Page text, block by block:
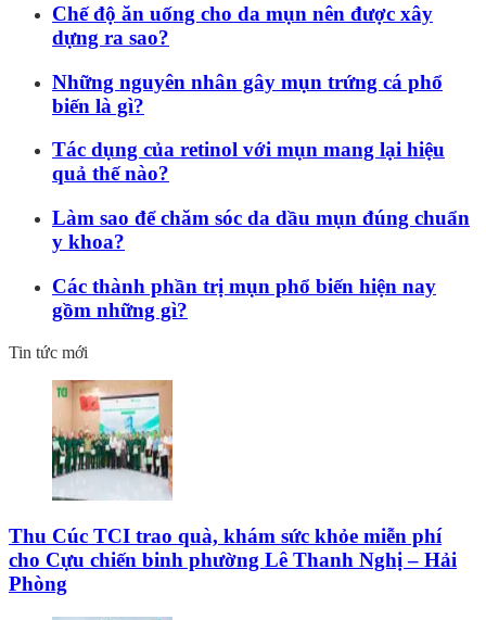
Chế độ ăn uống cho da mụn nên được xây
dựng ra sao?
Những nguyên nhân gây mụn trứng cá phổ
biến là gì?
Tác dụng của retinol với mụn mang lại hiệu
quả thế nào?
Làm sao để chăm sóc da dầu mụn đúng chuẩn
y khoa?
Các thành phần trị mụn phổ biến hiện nay
gồm những gì?
Tin tức mới
Thu Cúc TCI trao quà, khám sức khỏe miễn phí
cho Cựu chiến binh phường Lê Thanh Nghị – Hải
Phòng